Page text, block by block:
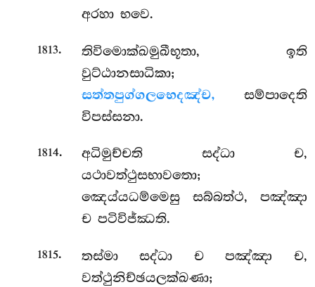
අරහා භවෙ.
1813.
තිවිමොක්ඛමුඛීභූතා, ඉති
වුට්ඨානසාධිකා;
සත්තපුග්ගලභෙදඤ්ච, සම්පාදෙති
විපස්සනා.
1814. අධිමුච්චති සද්ධා ච,
යථාවත්ථුසභාවතො;
ඤෙය්යධම්මෙසු සබ්බත්ථ, පඤ්ඤා
ච පටිවිජ්ඣති.
1815.
තස්මා සද්ධා ච පඤ්ඤා ච,
වත්ථුනිච්ඡයලක්ඛණා;